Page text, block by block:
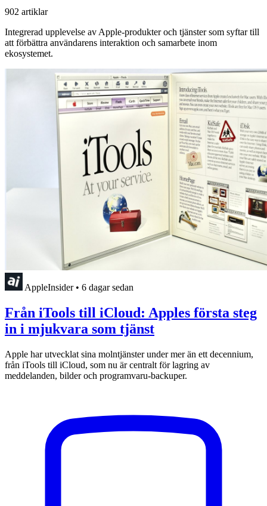
902 artiklar
Integrerad upplevelse av Apple-produkter och tjänster som syftar till
att förbättra användarens interaktion och samarbete inom
ekosystemet.
AppleInsider • 6 dagar sedan
Från iTools till iCloud: Apples första steg
in i mjukvara som tjänst
Apple har utvecklat sina molntjänster under mer än ett decennium,
från iTools till iCloud, som nu är centralt för lagring av
meddelanden, bilder och programvaru-backuper.